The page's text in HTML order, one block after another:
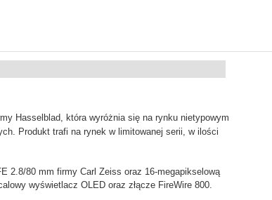
Hasselblad, która wyróżnia się na rynku nietypowym
Produkt trafi na rynek w limitowanej serii, w ilości
2.8/80 mm firmy Carl Zeiss oraz 16-megapikselową
wyświetlacz OLED oraz złącze FireWire 800.